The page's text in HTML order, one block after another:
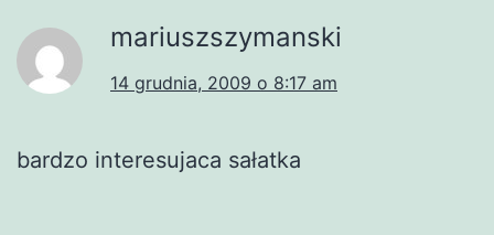
mariuszszymanski
14 grudnia, 2009 o 8:17 am
bardzo interesujaca sałatka